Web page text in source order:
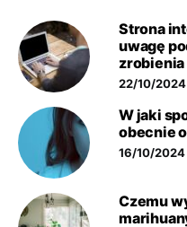
Strona
uwagę
zrobienia
22/10/2024
W jaki
obecnie
16/10/2024
Czemu